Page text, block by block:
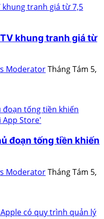
khung tranh giá từ
ModeratorTháng Tám 5,
đoạn tống tiền khiến
ModeratorTháng Tám 5,